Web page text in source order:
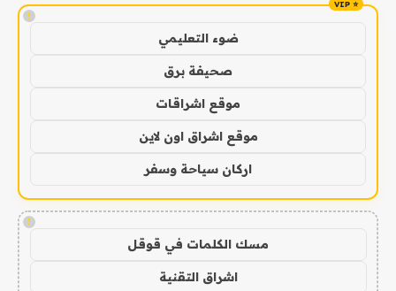
!
ضوء التعليمي
صحيفة برق
موقع اشراقات
موقع اشراق اون لاين
اركان سياحة وسفر
!
مسك الكلمات في قوقل
اشراق التقنية